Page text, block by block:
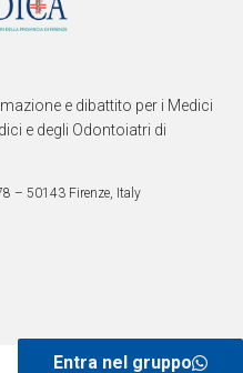
Entra nel gruppo
e dibattito per i Medici
e degli Odontoiatri di
– 50143 Firenze, Italy